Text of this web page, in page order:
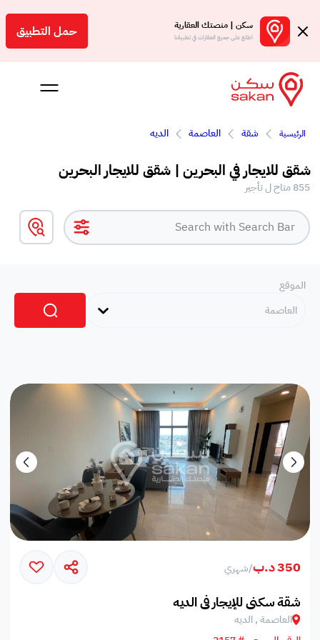
سكن | منصتك العقارية
اطلع على جميع العقارات في تطبيقنا حمل التطبيق
الرئيسية شقة العاصمة الديه
شقق للايجار في البحرين | شقق للايجار البحرين
855 متاح ل تأجير
الموقع
العاصمة
350 د.ب /شهري
شقة سكني للإيجار في الديه
العاصمة , الديه